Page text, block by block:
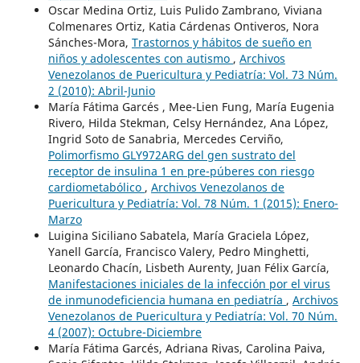
Oscar Medina Ortiz, Luis Pulido Zambrano, Viviana
Colmenares Ortiz, Katia Cárdenas Ontiveros, Nora
Sánches-Mora, Trastornos y hábitos de sueño en
niños y adolescentes con autismo , Archivos
Venezolanos de Puericultura y Pediatría: Vol. 73 Núm.
2 (2010): Abril-Junio
María Fátima Garcés , Mee-Lien Fung, María Eugenia
Rivero, Hilda Stekman, Celsy Hernández, Ana López,
Ingrid Soto de Sanabria, Mercedes Cerviño,
Polimorfismo GLY972ARG del gen sustrato del
receptor de insulina 1 en pre-púberes con riesgo
cardiometabólico , Archivos Venezolanos de
Puericultura y Pediatría: Vol. 78 Núm. 1 (2015): Enero-
Marzo
Luigina Siciliano Sabatela, María Graciela López,
Yanell García, Francisco Valery, Pedro Minghetti,
Leonardo Chacín, Lisbeth Aurenty, Juan Félix García,
Manifestaciones iniciales de la infección por el virus
de inmunodeficiencia humana en pediatría , Archivos
Venezolanos de Puericultura y Pediatría: Vol. 70 Núm.
4 (2007): Octubre-Diciembre
María Fátima Garcés, Adriana Rivas, Carolina Paiva,